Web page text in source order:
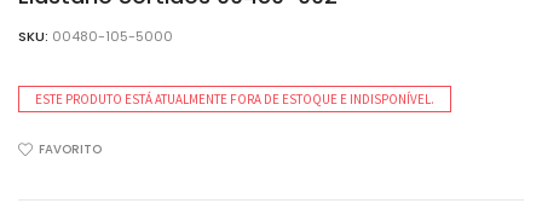
SKU: 00480-105-5000
ESTE PRODUTO ESTÁ ATUALMENTE FORA DE ESTOQUE E INDISPONÍVEL.
FAVORITO